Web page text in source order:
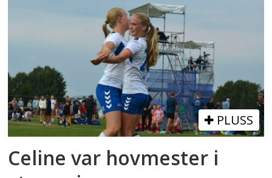
PLUSS
Celine var hovmester i